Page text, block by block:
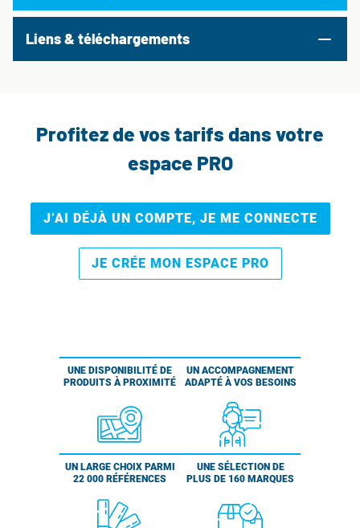
Liens & téléchargements
Profitez de vos tarifs dans votre
espace PRO
J’AI DÉJÀ UN COMPTE, JE ME CONNECTE
JE CRÉE MON ESPACE PRO
UNE DISPONIBILITÉ DE
PRODUITS À PROXIMITÉ
UN ACCOMPAGNEMENT
ADAPTÉ À VOS BESOINS
UN LARGE CHOIX PARMI
22 000 RÉFÉRENCES
UNE SÉLECTION DE
PLUS DE 160 MARQUES